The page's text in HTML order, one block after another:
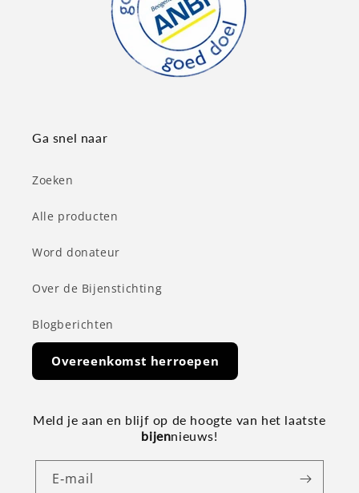
Ga snel naar
Zoeken
Alle producten
Word donateur
Over de Bijenstichting
Blogberichten
Overeenkomst herroepen
Meld je aan en blijf op de hoogte van het laatste
bijennieuws!
E‑mail